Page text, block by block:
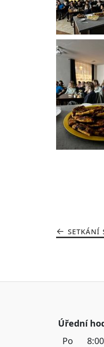
SETKÁNÍ
Úřední
Po